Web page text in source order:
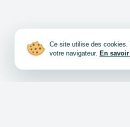
Ce site utilise des cookies.
votre navigateur. En